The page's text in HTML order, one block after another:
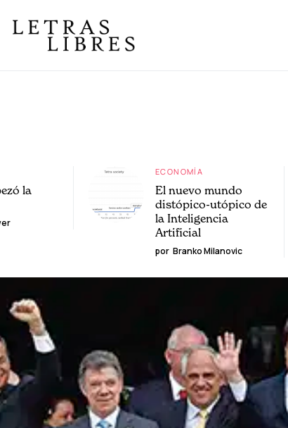
la
ECONOMÍA
El nuevo mundo
distópico-utópico de
la Inteligencia
Artificial
por Branko Milanovic